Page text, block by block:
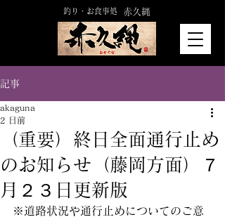
釣り・お食事処 赤久縄
記事
（重要）終日全面通行止め
のお知らせ（藤岡方面）７
月２３日更新版
akaguna
2 日前
※道路状況や通行止めについてのご意